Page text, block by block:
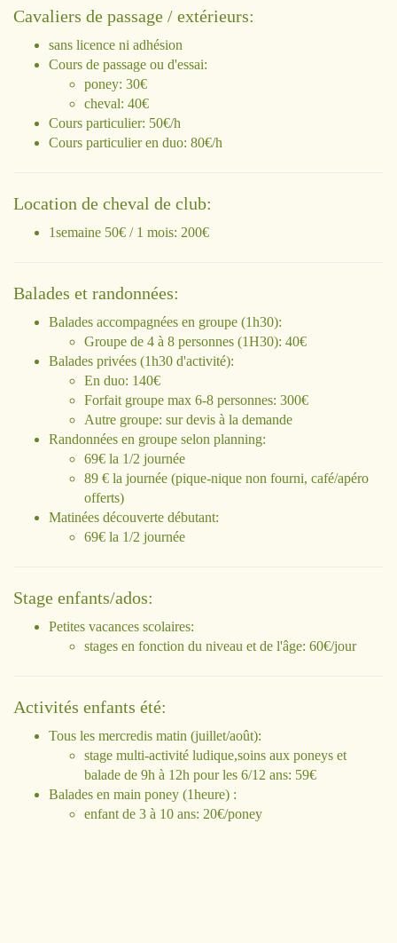
Cavaliers de passage / extérieurs:
sans licence ni adhésion
Cours de passage ou d'essai:
poney: 30€
cheval: 40€
Cours particulier: 50€/h
Cours particulier en duo: 80€/h
Location de cheval de club:
1semaine 50€ / 1 mois: 200€
Balades et randonnées:
Balades accompagnées en groupe (1h30):
Groupe de 4 à 8 personnes (1H30): 40€
Balades privées (1h30 d'activité):
En duo: 140€
Forfait groupe max 6-8 personnes: 300€
Autre groupe: sur devis à la demande
Randonnées en groupe selon planning:
69€ la 1/2 journée
89 € la journée (pique-nique non fourni, café/apéro
offerts)
Matinées découverte débutant:
69€ la 1/2 journée
Stage enfants/ados:
Petites vacances scolaires:
stages en fonction du niveau et de l'âge: 60€/jour
Activités enfants été:
Tous les mercredis matin (juillet/août):
stage multi-activité ludique,soins aux poneys et
balade de 9h à 12h pour les 6/12 ans: 59€
Balades en main poney (1heure) :
enfant de 3 à 10 ans: 20€/poney